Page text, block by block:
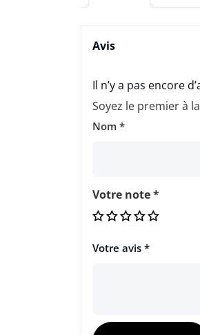
Avis
Il n’y a pas encore
Soyez le premier à
Nom *
Votre note*
Votre avis *